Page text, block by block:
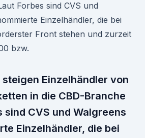
Forbes sind CVS und
Einzelhändler, die bei
Front stehen und zurzeit
bzw.
Einzelhändler von
in die CBD-Branche
sind CVS und Walgreens
Einzelhändler, die bei